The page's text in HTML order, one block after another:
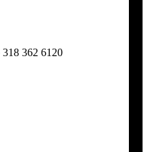
362 6120